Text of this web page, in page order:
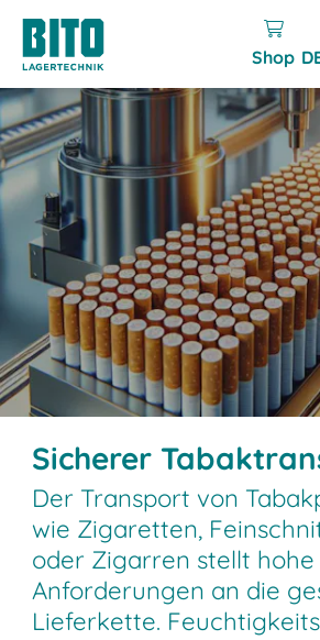
Shop
Sicherer
Der Transport von
wie Zigaretten,
oder Zigarren stellt hohe
Anforderungen an die
Lieferkette.